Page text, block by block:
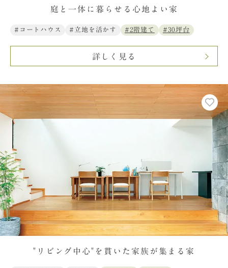
庭と一体に暮らせる心地よい家
#コートハウス #立地を活かす #2階建て #30坪台
詳しく見る
"リビング中心"を貫いた家族が集まる家